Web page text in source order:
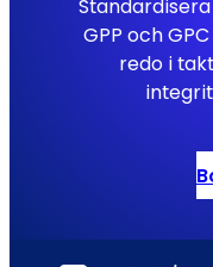
GPP och
redo i